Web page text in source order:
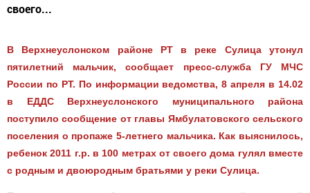
своего...
В Верхнеуслонском районе РТ в реке Сулица утонул
пятилетний мальчик, сообщает пресс-служба ГУ МЧС
России по РТ. По информации ведомства, 8 апреля в 14.02
в ЕДДС Верхнеуслонского муниципального района
поступило сообщение от главы Ямбулатовского сельского
поселения о пропаже 5-летнего мальчика. Как выяснилось,
ребенок 2011 г.р. в 100 метрах от своего дома гулял вместе
с родным и двоюродным братьями у реки Сулица.